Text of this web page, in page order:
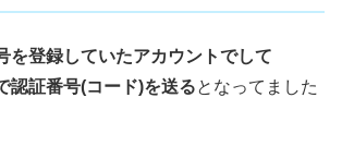
を登録していたアカウントでして
認証番号(コード)を送るとなってました